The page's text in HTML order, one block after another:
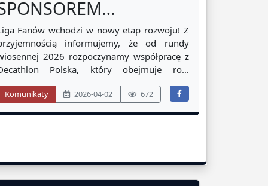
LIGI
Fanów wchodzi w nowy etap rozwoju! Z
informujemy, że od rundy
2026 rozpoczynamy współpracę z
Polska, który obejmuje rolę
TYTULARNEGO ROZGRYWEK! W
związku z tym zmiany obejmą również nasze
Komunikaty 2026-04-02 672